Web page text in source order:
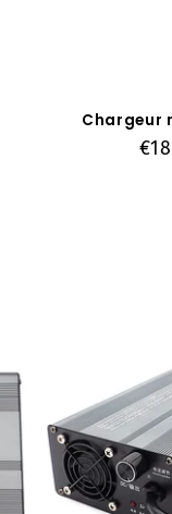
Chargeur